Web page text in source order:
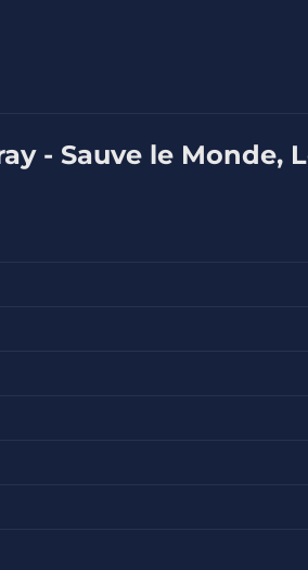
- Sauve le Monde,